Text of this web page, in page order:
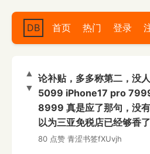
DB 首页 热门 登录
▲
▼
论补贴，多多称第二，没
5099 iPhone17 pro
8999 真是应了那句，没
以为三亚免税店已经够香了
80 点赞 青涩书签fXUvjh